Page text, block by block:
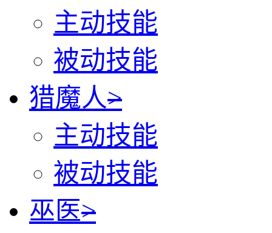
主动技能
被动技能
猎魔人>
主动技能
被动技能
巫医>